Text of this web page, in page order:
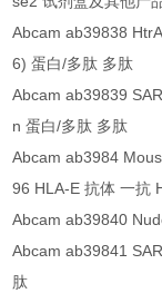
Abcam ab39838
6) 蛋白/多肽 多肽
Abcam ab39839
n 蛋白/多肽 多肽
Abcam ab3984
96 HLA-E 抗体 一抗
Abcam ab39840
Abcam ab39841
肽